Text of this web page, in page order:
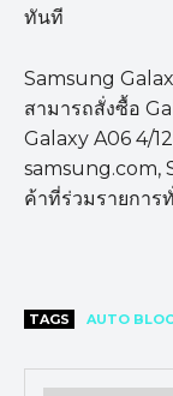
ทันที
Samsung
สามารถสั่งซื้อ
Galaxy A06 4/
samsung.com,
ค้าที่ร่วมรายการ
TAGS AUTO